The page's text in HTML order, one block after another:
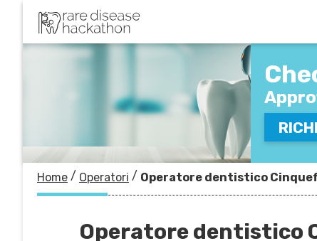
Home / Operatori / Operatore dentistico
Operatore dentistico